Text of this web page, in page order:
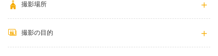
撮影場所
撮影の目的